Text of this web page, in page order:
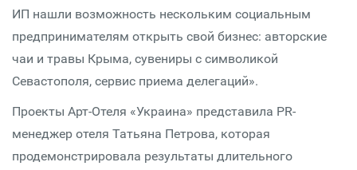
ИП нашли возможность нескольким социальным
предпринимателям открыть свой бизнес: авторские
чаи и травы Крыма, сувениры с символикой
Севастополя, сервис приема делегаций».
Проекты Арт-Отеля «Украина» представила PR-
менеджер отеля Татьяна Петрова, которая
продемонстрировала результаты длительного